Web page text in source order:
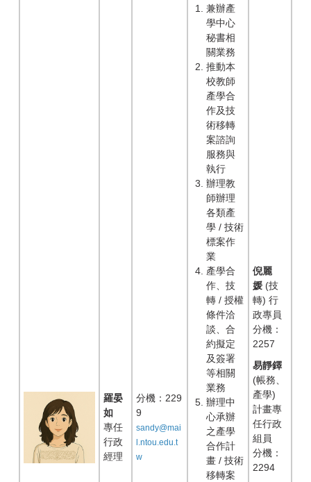
羅晏
如
專任
行政
經理
分機：229
9
sandy@mai
l.ntou.edu.t
w
兼辦產
學中心
秘書相
關業務
推動本
校教師
產學合
作及技
術移轉
案諮詢
服務與
執行
辦理教
師辦理
各類產
學 / 技術
標案作
業
產學合
作、技
轉 / 授權
條件洽
談、合
約擬定
及簽署
等相關
業務
辦理中
心承辦
之產學
合作計
畫 / 技術
移轉案
倪麗
媛 (技
轉) 行
政專員
分機：
2257
易靜鐸
(帳務、
產學)
計畫專
任行政
組員
分機：
2294